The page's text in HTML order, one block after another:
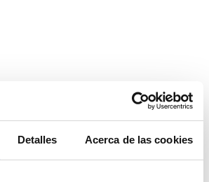
Detalles Acerca de las cookies